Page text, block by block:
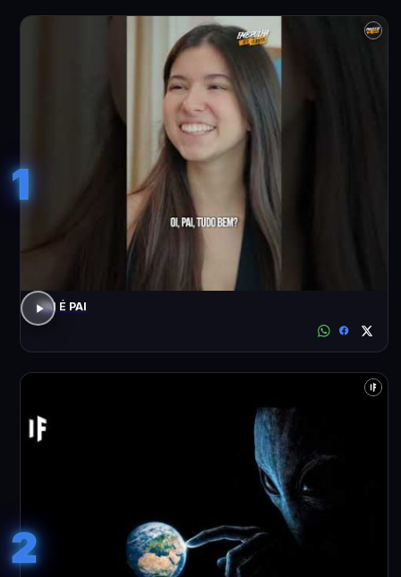
1
PAI É PAI
2